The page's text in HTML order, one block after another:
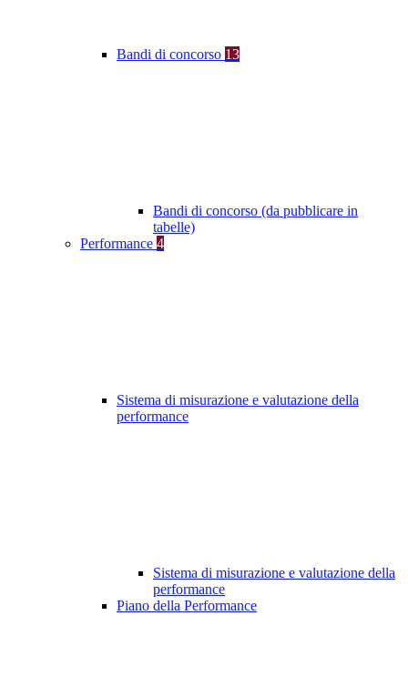
Bandi di concorso 13
Bandi di concorso (da pubblicare in
tabelle)
Performance 4
Sistema di misurazione e valutazione della
performance
Sistema di misurazione e valutazione della
performance
Piano della Performance